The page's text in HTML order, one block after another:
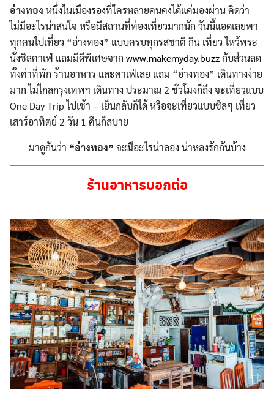
อ่างทอง หนึ่งในเมืองรองที่ใครหลายคนคงได้แค่มองผ่าน คิดว่า
ไม่มีอะไรน่าสนใจ หรือมีสถานที่ท่องเที่ยวมากนัก วันนี้แอดเลยพา
ทุกคนไปเที่ยว “อ่างทอง” แบบครบทุกรสชาติ กิน เที่ยว ไหว้พระ
นั่งชิลคาเฟ่ แถมมีดีพิเศษจาก www.makemyday.buzzกับส่วนลด
ทั้งค่าที่พัก ร้านอาหาร และคาเฟ่เลย แถม “อ่างทอง” เดินทางง่าย
มาก ไม่ไกลกรุงเทพฯ เดินทาง ประมาณ 2 ชั่วโมงก็ถึง จะเที่ยวแบบ
One Day Trip ไปเช้า – เย็นกลับก็ได้ หรือจะเที่ยวแบบชิลๆ เที่ยว
เสาร์อาทิตย์ 2 วัน 1 คืนก็สบาย
มาดูกันว่า “อ่างทอง” จะมีอะไรน่าลอง น่าหลงรักกันบ้าง
ร้านอาหารบอกต่อ